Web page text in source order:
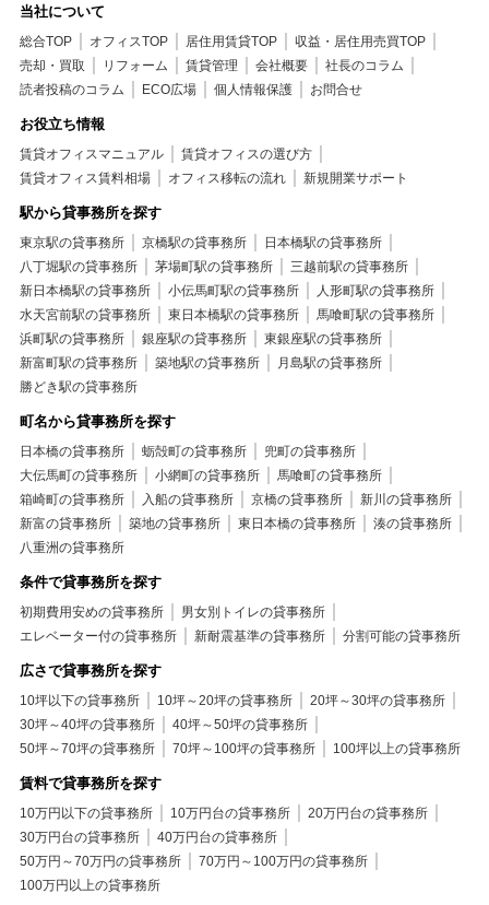
当社について
総合TOP オフィスTOP 居住用賃貸TOP
収益・居住用売買TOP
売却・買取
リフォーム 賃貸管理 会社概要
社長のコラム
読者投稿のコラム
ECO広場 個人情報保護 お問合せ
お役立ち情報
賃貸オフィスマニュアル
賃貸オフィスの選び方
賃貸オフィス賃料相場
オフィス移転の流れ 新規開業サポート
駅から貸事務所を探す
東京駅の貸事務所 京橋駅の貸事務所
日本橋駅の貸事務所
八丁堀駅の貸事務所
茅場町駅の貸事務所
三越前駅の貸事務所
新日本橋駅の貸事務所
小伝馬町駅の貸事務所
人形町駅の貸事務所
水天宮前駅の貸事務所
東日本橋駅の貸事務所
馬喰町駅の貸事務所
浜町駅の貸事務所
銀座駅の貸事務所
東銀座駅の貸事務所
新富町駅の貸事務所
築地駅の貸事務所
月島駅の貸事務所
勝どき駅の貸事務所
町名から貸事務所を探す
日本橋の貸事務所 蛎殻町の貸事務所
兜町の貸事務所
大伝馬町の貸事務所
小網町の貸事務所
馬喰町の貸事務所
箱崎町の貸事務所
入船の貸事務所 京橋の貸事務所
新川の貸事務所
新富の貸事務所
築地の貸事務所 東日本橋の貸事務所
湊の貸事務所
八重洲の貸事務所
条件で貸事務所を探す
初期費用安めの貸事務所
男女別トイレの貸事務所
エレベーター付の貸事務所
新耐震基準の貸事務所 分割可能の貸事務所
広さで貸事務所を探す
10坪以下の貸事務所 10坪～20坪の貸事務所
20坪～30坪の貸事務所
30坪～40坪の貸事務所
40坪～50坪の貸事務所
50坪～70坪の貸事務所
70坪～100坪の貸事務所 100坪以上の貸事務所
賃料で貸事務所を探す
10万円以下の貸事務所 10万円台の貸事務所
20万円台の貸事務所
30万円台の貸事務所
40万円台の貸事務所
50万円～70万円の貸事務所
70万円～100万円の貸事務所
100万円以上の貸事務所